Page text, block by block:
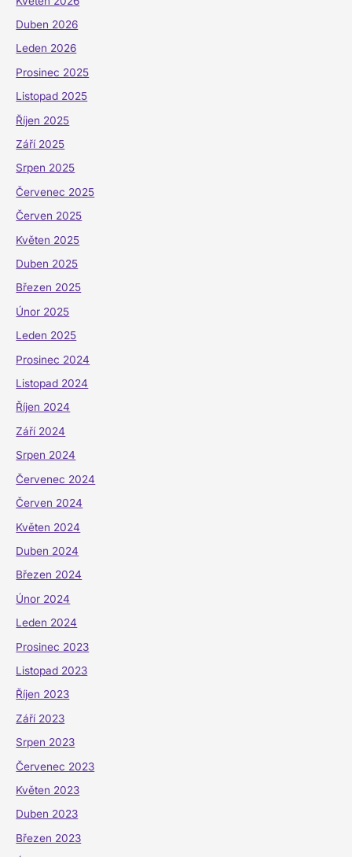
Duben 2026
Leden 2026
Prosinec 2025
Listopad 2025
Říjen 2025
Září 2025
Srpen 2025
Červenec 2025
Červen 2025
Květen 2025
Duben 2025
Březen 2025
Únor 2025
Leden 2025
Prosinec 2024
Listopad 2024
Říjen 2024
Září 2024
Srpen 2024
Červenec 2024
Červen 2024
Květen 2024
Duben 2024
Březen 2024
Únor 2024
Leden 2024
Prosinec 2023
Listopad 2023
Říjen 2023
Září 2023
Srpen 2023
Červenec 2023
Květen 2023
Duben 2023
Březen 2023